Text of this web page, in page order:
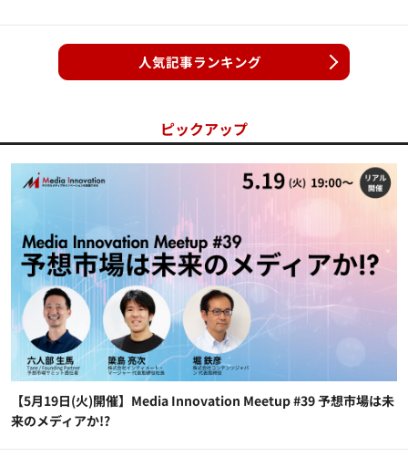
人気記事ランキング
ピックアップ
【5月19日(火)開催】Media Innovation Meetup #39 予想市場は未
来のメディアか!?